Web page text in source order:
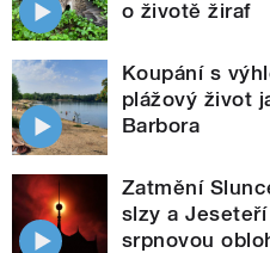
o životě žiraf
Koupání s
plážový život
Barbora
Zatmění
slzy a
srpnovou